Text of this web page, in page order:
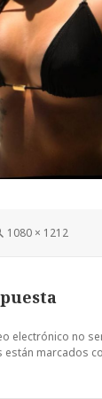
Tamaño
1080 × 1212
electrónico no
están marcados